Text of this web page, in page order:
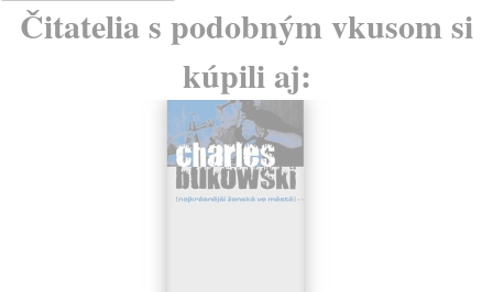
Čitatelia s podobným vkusom si
kúpili aj: